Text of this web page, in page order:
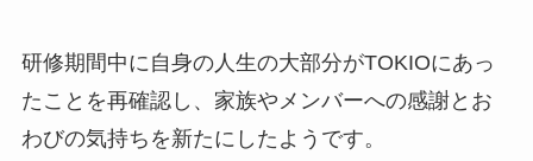
研修期間中に自身の人生の大部分がTOKIOにあっ
たことを再確認し、家族やメンバーへの感謝とお
わびの気持ちを新たにしたようです。